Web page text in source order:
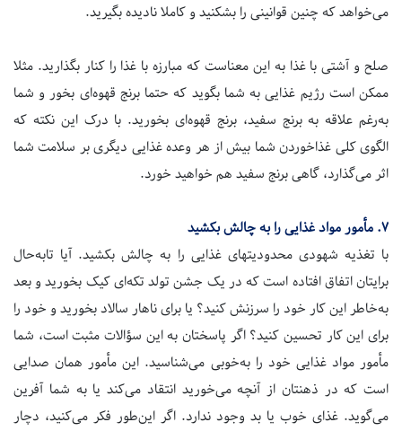
می‌خواهد که چنین قوانینی را بشکنید و کاملا نادیده بگیرید.
صلح و آشتی با غذا به این معناست که مبارزه با غذا را کنار بگذارید. مثلا
ممکن است رژیم غذایی به شما بگوید که حتما برنج قهوه‌ای بخور و شما
به‌رغم علاقه به برنج سفید، برنج قهوه‌ای بخورید. با درک این نکته که
الگوی کلی غذاخوردن شما بیش از هر وعده غذایی دیگری بر سلامت شما
اثر می‌گذارد، گاهی برنج سفید هم خواهید خورد.
۷. مأمور مواد غذایی را به چالش بکشید
با تغذیه شهودی محدودیتهای غذایی را به چالش بکشید.آیا تابه‌حال
برایتان اتفاق افتاده است که در یک جشن تولد تکه‌ای کیک بخورید و بعد
به‌خاطر این کار خود را سرزنش کنید؟ یا برای ناهار سالاد بخورید و خود را
برای این کار تحسین کنید؟ اگر پاسختان به این سؤالات مثبت است، شما
مأمور مواد غذایی خود را به‌خوبی می‌شناسید. این مأمور همان صدایی
است که در ذهنتان از آنچه می‌خورید انتقاد می‌کند یا به شما آفرین
می‌گوید. غذای خوب یا بد وجود ندارد. اگر این‌طور فکر می‌کنید، دچار